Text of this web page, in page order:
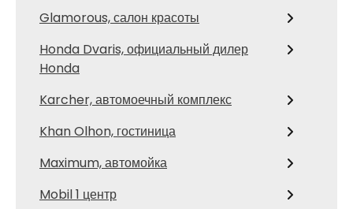
Glamorous, салон красоты
Honda Dvaris, официальный дилер
Honda
Karcher, автомоечный комплекс
Khan Olhon, гостиница
Maximum, автомойка
Mobil 1 центр